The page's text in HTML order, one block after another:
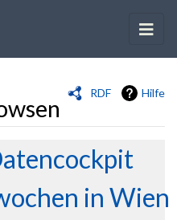
RDF Hilfe
in Wien